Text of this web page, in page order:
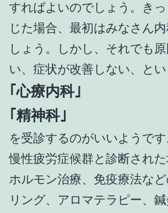
すればよいのでしょう。き
じた場合、最初はみなさん
しょう。しかし、それでも
い、症状が改善しない、とい
｢心療内科｣
｢精神科｣
を受診するのがいいようです
慢性疲労症候群と診断され
ホルモン治療、免疫療法な
リング、アロマテラピー、